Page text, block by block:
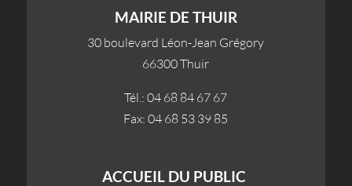
MAIRIE DE THUIR
30 boulevard Léon-Jean Grégory
66300 Thuir
Tél.: 04 68 84 67 67
Fax: 04 68 53 39 85
ACCUEIL DU PUBLIC